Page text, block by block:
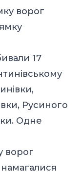
ворог
17
Русиного
Одне
ворог